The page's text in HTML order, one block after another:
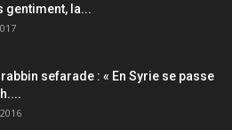
gentiment, la...
rabbin sefarade : « En Syrie se passe